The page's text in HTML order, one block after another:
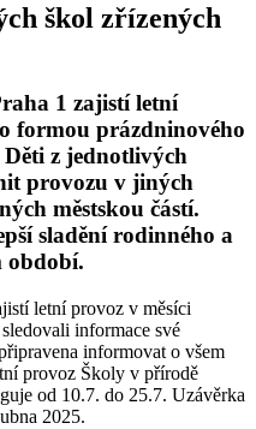
škol zřízených
1 zajistí letní
formou prázdninového
z jednotlivých
provozu v jiných
městskou částí.
sladění rodinného a
období.
letní provoz v měsíci
informace své
informovat o všem
provoz Školy v přírodě
od 10.7. do 25.7. Uzávěrka
2025.